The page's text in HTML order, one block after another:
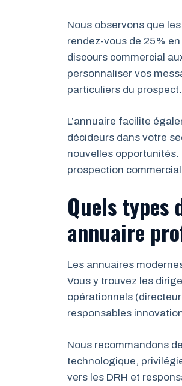
Nous observons que
rendez-vous de 25%
discours commercial
personnaliser vos
particuliers du prospect.
L’annuaire facilite
décideurs dans votre
nouvelles
prospection
Quels types
annuaire
Les annuaires
Vous y trouvez les
opérationnels
responsables
Nous recommandons
technologique,
vers les DRH et